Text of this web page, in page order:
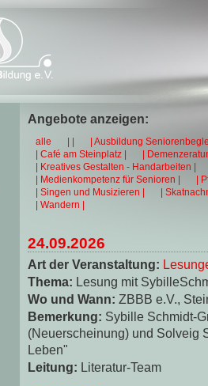
Angebote anzeigen:
alle | |
| Ausbildung
| Café am Steinplatz |
|
| Kreatives Gestalten - Handarbeiten |
| Medienkompetenz für Senioren |
|
| Singen und Musizieren |
|
| Wandern |
24.09.2026
Art der Veranstaltung:
Thema: Lesung mit
Wo und Wann: ZBBB e.V.,
Bemerkung: Sybille Schmidt-
(Neuerscheinung) und Solveig
Leben"
Leitung: Literatur-Team